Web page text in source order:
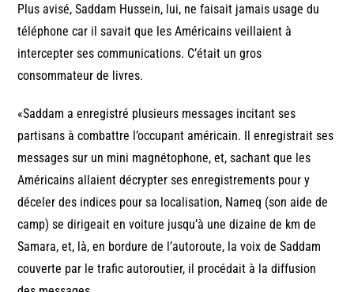
Plus avisé, Saddam Hussein, lui, ne faisait jamais usage du
téléphone car il savait que les Américains veillaient à
intercepter ses communications. C’était un gros
consommateur de livres.
«Saddam a enregistré plusieurs messages incitant ses
partisans à combattre l’occupant américain. Il enregistrait ses
messages sur un mini magnétophone, et, sachant que les
Américains allaient décrypter ses enregistrements pour y
déceler des indices pour sa localisation, Nameq (son aide de
camp) se dirigeait en voiture jusqu’à une dizaine de km de
Samara, et, là, en bordure de l’autoroute, la voix de Saddam
couverte par le trafic autoroutier, il procédait à la diffusion